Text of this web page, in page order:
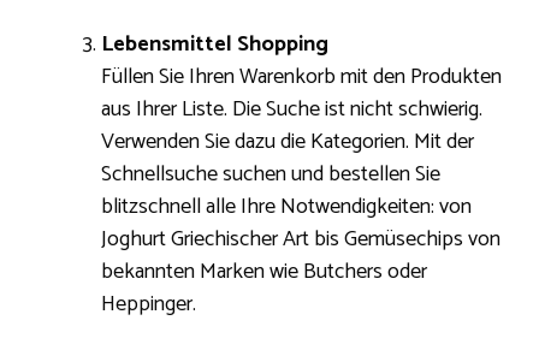
Lebensmittel Shopping
Füllen Sie Ihren Warenkorb mit den Produkten
aus Ihrer Liste. Die Suche ist nicht schwierig.
Verwenden Sie dazu die Kategorien. Mit der
Schnellsuche suchen und bestellen Sie
blitzschnell alle Ihre Notwendigkeiten: von
Joghurt Griechischer Art bis Gemüsechips von
bekannten Marken wie Butchers oder
Heppinger.